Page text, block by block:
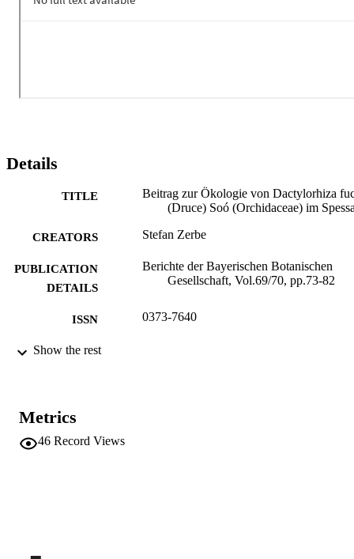
Details
TITLE
Beitrag zur Ökologie von Dactylorhiza
(Druce) Soó (Orchidaceae) im
CREATORS Stefan Zerbe
PUBLICATION
DETAILS
Berichte der Bayerischen Botanischen
Gesellschaft, Vol.69/70, pp.73-82
ISSN 0373-7640
SERIES /
ACADEMIC
Show the rest
Metrics
46 Record Views